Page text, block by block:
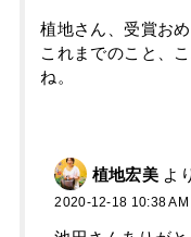
植地さん、受賞おめ
これまでのこと、
ね。
植地宏美 よ
2020-12-18 10:38 AM